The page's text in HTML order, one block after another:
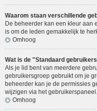
Waarom staan verschillende
De beheerder kan een kleur aan
is om de leden gemakkelijk te
Omhoog
Wat is de "Standaard
Als je lid bent van meerdere
gebruikersgroep gebruikt om je
beheerder kan je de permissies
wijzigen via het gebruikerspaneel.
Omhoog